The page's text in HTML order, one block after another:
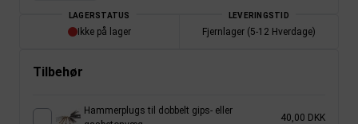
LAGERSTATUS
Ikke på lager
LEVERINGSTID
Fjernlager (5-12 Hverdage)
Tilbehør
Hammerplugs til dobbelt gips- eller
40,00 DKK